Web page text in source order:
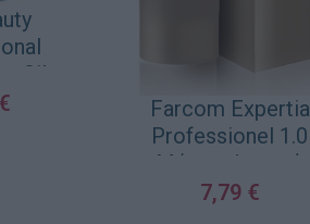
Silver
€
Farcom Expertia
Professionel 1.0
Μάυρο Φυσικό
7,79 €